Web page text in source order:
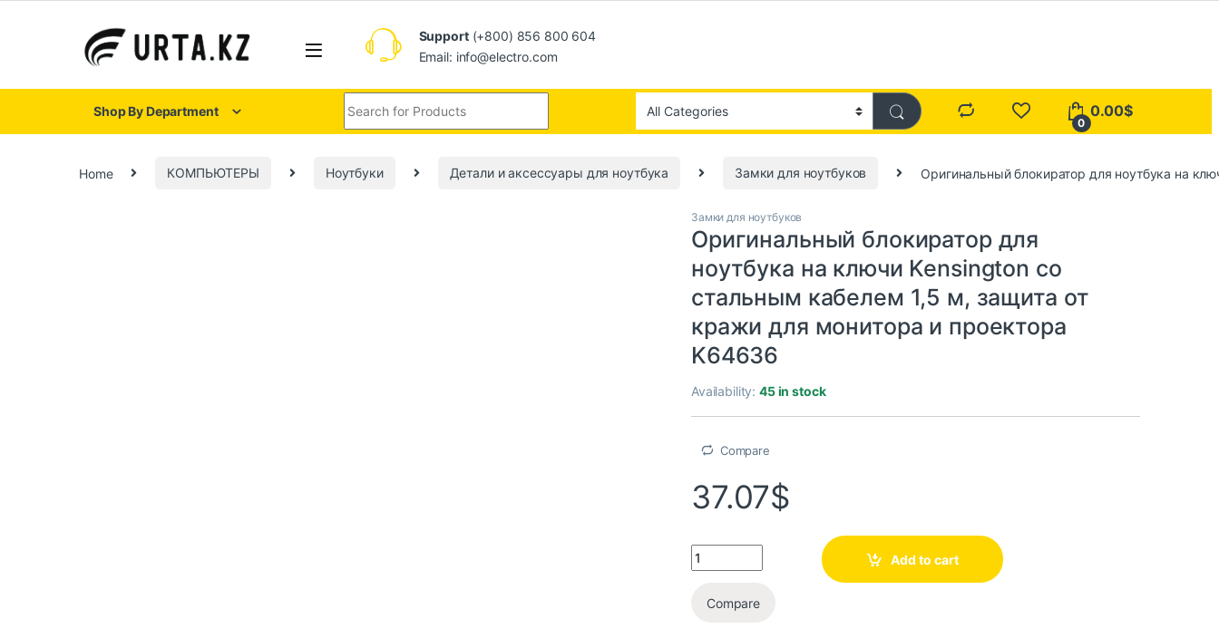
Support(+800) 856 800 604
Email: info@electro.com
Shop By Department
0
0.00$
Home КОМПЬЮТЕРЫ Ноутбуки Детали и аксессуары для ноутбука Замки для ноутбуков Оригинальный блокиратор для ноутбука на
Замки для ноутбуков
Оригинальный блокиратор для
ноутбука на ключи Kensington со
стальным кабелем 1,5 м, защита от
кражи для монитора и проектора
K64636
Availability:45 in stock
Compare
37.07$
Add to cart
Compare